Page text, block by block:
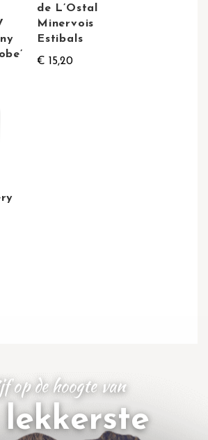
de L’Ostal
Minervois
Estibals
€ 15,20
op de hoogte van